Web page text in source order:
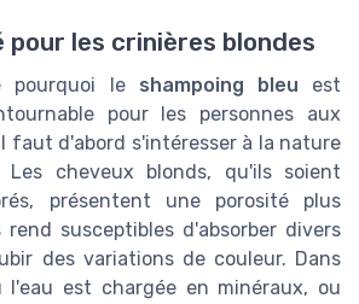
pour les crinières blondes
pourquoi le shampoing bleu est
pour les personnes aux
faut d'abord s'intéresser à la nature
cheveux blonds, qu'ils soient
présentent une porosité plus
susceptibles d'absorber divers
des variations de couleur. Dans
l'eau est chargée en minéraux, ou